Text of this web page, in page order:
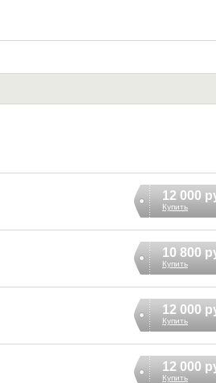
12 000
Купить
10 800
Купить
12 000
Купить
12 000
Купить